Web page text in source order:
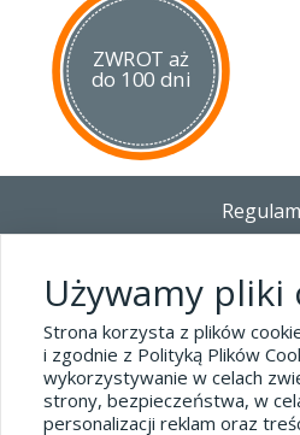
ZWROT aż
do 100 dni
Polityka
Blog
Dane
tel.32 445-
Używamy pliki
Strona korzysta z plików
i zgodnie z Polityką Plików
wykorzystywanie w celach
strony, bezpieczeństwa, w
personalizacji reklam oraz